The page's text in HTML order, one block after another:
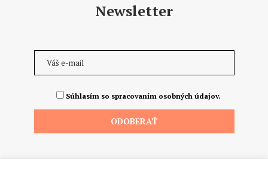
Newsletter
Súhlasím so spracovaním osobných údajov.